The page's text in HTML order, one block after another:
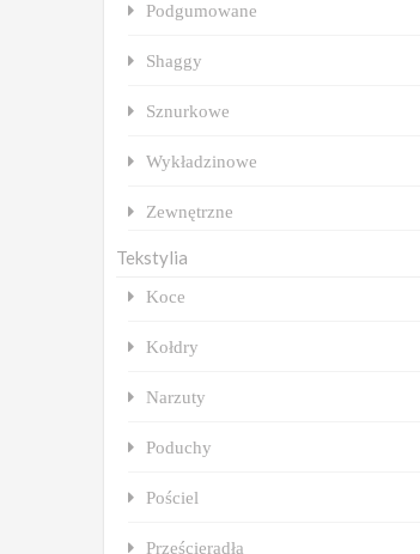
Podgumowane
Shaggy
Sznurkowe
Wykładzinowe
Zewnętrzne
Tekstylia
Koce
Kołdry
Narzuty
Poduchy
Pościel
Prześcieradła